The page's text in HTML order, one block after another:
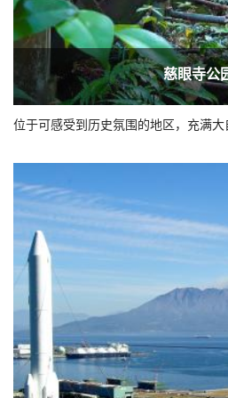
慈眼寺公
位于可感受到历史氛围的地区，充满